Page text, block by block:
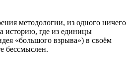
методологии, из одного ничего
историю, где из единицы
«большого взрыва») в своём
бессмыслен.